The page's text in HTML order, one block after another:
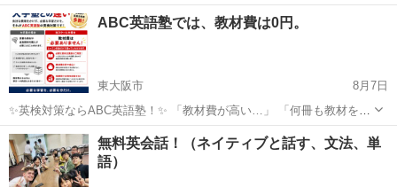
English conversation skills. All English sk...
大阪 吹田市 緑地公園駅 英会話
ABC英語塾では、教材費は0円。
東大阪市
8月7日
✨英検対策ならABC英語塾！✨ 「教材費が高い…」 「何冊も教材を買
わないといけない…」 そんな心配はありません！ 📚 教材費0円！ レ
ッスン料金だけで受講OK！ 一人ひとりのレベルや目標に合わせて、
講師が最適な...
大阪 東大阪市 英検 1級
無料英会話！（ネイティブと話す、文法、単
語）